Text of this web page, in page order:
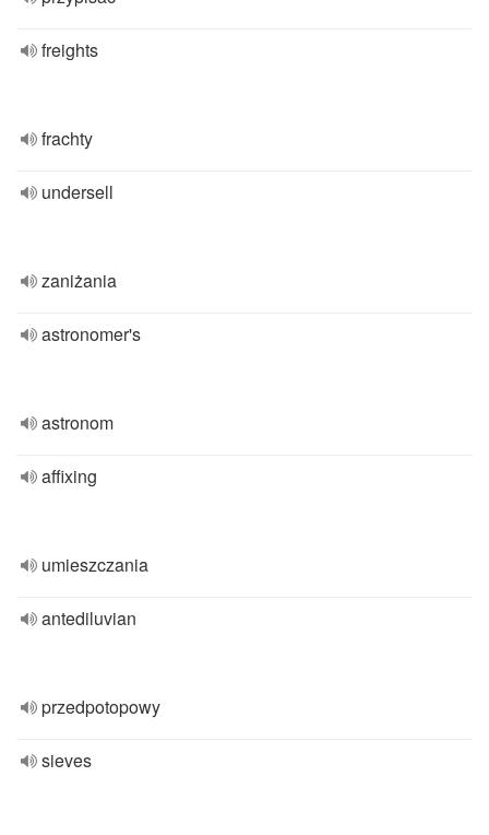
freights
frachty
undersell
zaniżania
astronomer's
astronom
affixing
umieszczania
antediluvian
przedpotopowy
sieves